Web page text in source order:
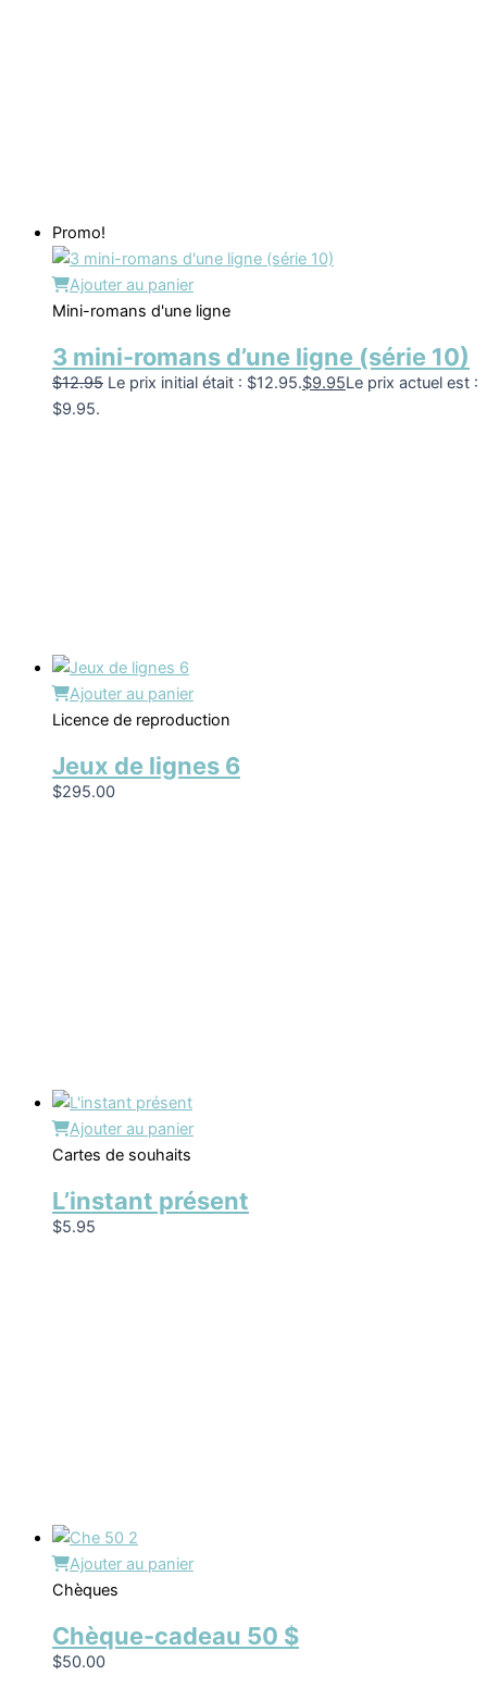
Promo!
Ajouter au panier
Mini-romans d'une ligne
3 mini-romans d’une ligne (série 10)
$12.95 Le prix initial était : $12.95.$9.95Le prix actuel est :
$9.95.
Ajouter au panier
Licence de reproduction
Jeux de lignes 6
$295.00
Ajouter au panier
Cartes de souhaits
L’instant présent
$5.95
Ajouter au panier
Chèques
Chèque-cadeau 50 $
$50.00